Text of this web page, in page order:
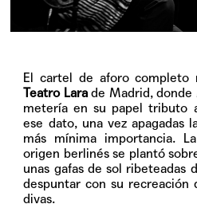
El cartel de aforo
Teatro Larade Madrid, donde
metería en su papel tributo
ese dato, una vez apagadas
más mínima importancia.
origen berlinés se plantó
unas gafas de sol ribeteadas
despuntar con su recreación
divas.